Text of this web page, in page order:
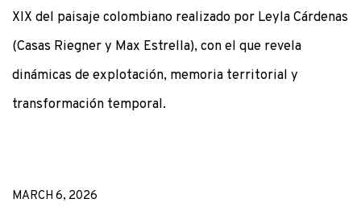
XIX del paisaje colombiano realizado por Leyla Cárdenas
(Casas Riegner y Max Estrella), con el que revela
dinámicas de explotación, memoria territorial y
transformación temporal.
MARCH 6, 2026